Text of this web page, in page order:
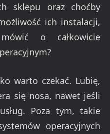
sklepu oraz choćby
ich instalacji,
o całkowicie
warto czekać. Lubię,
się nosa, nawet jeśli
Poza tym, takie
operacyjnych